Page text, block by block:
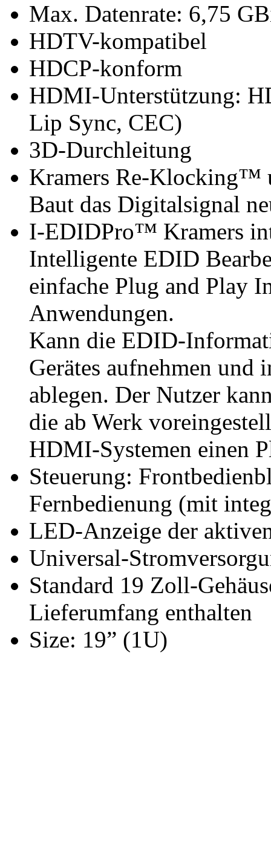
Max. Datenrate: 6,75
HDTV-kompatibel
HDCP-konform
HDMI-Unterstützung:
Lip Sync, CEC)
3D-Durchleitung
Kramers Re-Klocking™
Baut das Digitalsignal
I-EDIDPro™ Kramers
Intelligente EDID
einfache Plug and Play
Anwendungen.
Kann die EDID-
Gerätes aufnehmen
ablegen. Der Nutzer
die ab Werk
HDMI-Systemen einen
Steuerung:
Fernbedienung (mit
LED-Anzeige der
Universal-
Standard 19 Zoll-
Lieferumfang enthalten
Size: 19” (1U)